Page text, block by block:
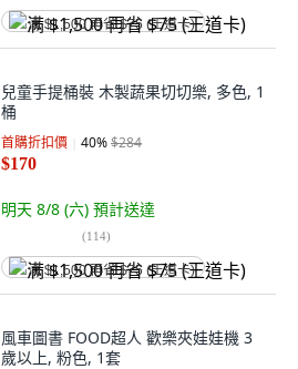
满 $1,500 再省 $75 (王道卡)
兒童手提桶裝 木製蔬果切切樂, 多色, 1
桶
首購折扣價 40%$284
$170
明天 8/8 (六) 預計送達
(114)
满 $1,500 再省 $75 (王道卡)
風車圖書 FOOD超人 歡樂夾娃娃機 3
歲以上, 粉色, 1套